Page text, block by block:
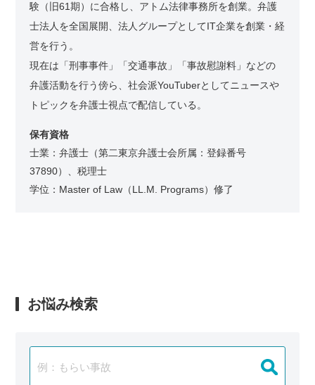
験（旧61期）に合格し、アトム法律事務所を創業。弁護
士法人を全国展開、法人グループとしてIT企業を創業・経
営を行う。
現在は「刑事事件」「交通事故」「事故慰謝料」などの
弁護活動を行う傍ら、社会派YouTuberとしてニュースや
トピックを弁護士視点で配信している。
保有資格
士業：弁護士（第二東京弁護士会所属：登録番号
37890）、税理士
学位：Master of Law（LL.M. Programs）修了
お悩み検索